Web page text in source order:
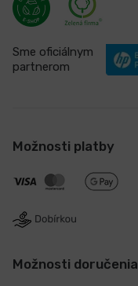
Sme oficiálnym
partnerom
Možnosti platby
Možnosti doručenia